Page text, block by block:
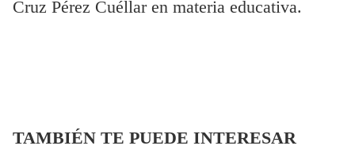
Cruz Pérez Cuéllar en materia educativa.
TAMBIÉN TE PUEDE INTERESAR